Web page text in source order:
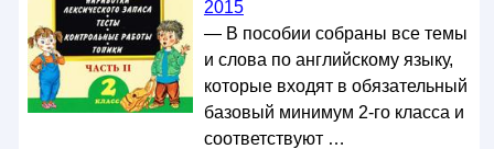
2015
— В пособии собраны все темы
и слова по английскому языку,
которые входят в обязательный
базовый минимум 2-го класса и
соответствуют …